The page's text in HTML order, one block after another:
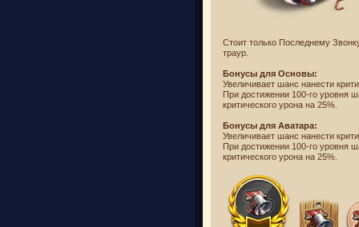
Стоит только Последнему
траур.
Бонусы для Основы:
Увеличивает шанс нанести
При достижении 100-го уровня
критического урона на 25%.
Бонусы для Аватара:
Увеличивает шанс нанести
При достижении 100-го уровня
критического урона на 25%.